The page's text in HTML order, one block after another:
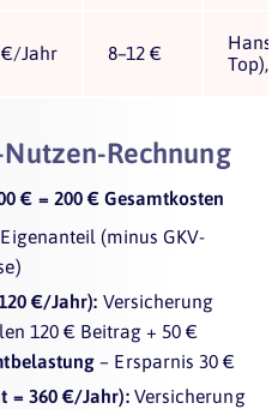
€/Jahr 8–12 €
Top),
Rechnung
€ = 200 € Gesamtkosten
(minus GKV-
€/Jahr): Versicherung
120 € Beitrag + 50 €
– Ersparnis 30 €
= 360 €/Jahr):Versicherung